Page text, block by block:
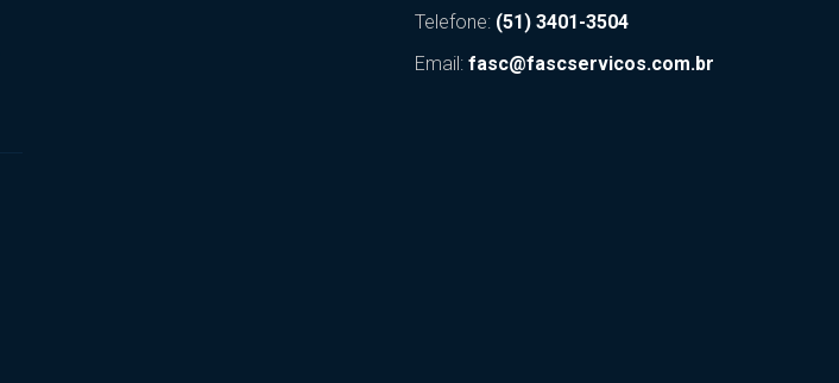
Telefone: (51) 3401-3504
Email: fasc@fascservicos.com.br